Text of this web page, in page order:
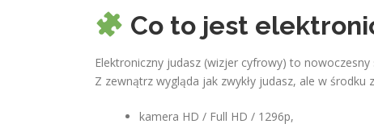
Co to jest
Elektroniczny judasz (wizjer cyfrowy) to
Z zewnątrz wygląda jak zwykły judasz, ale w środku
kamera HD / Full HD / 1296p,